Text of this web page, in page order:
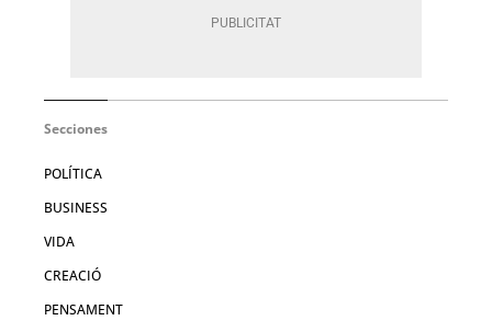
Secciones
POLÍTICA
BUSINESS
VIDA
CREACIÓ
PENSAMENT